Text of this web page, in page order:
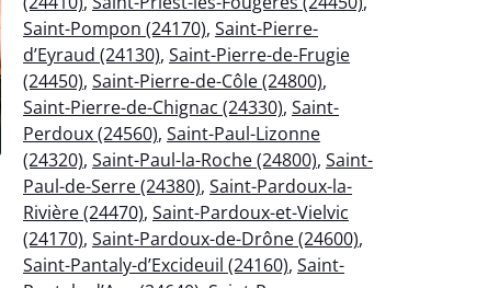
Saint-Pompon (24170), Saint-Pierre-
d’Eyraud (24130), Saint-Pierre-de-Frugie
(24450), Saint-Pierre-de-Côle (24800),
Saint-Pierre-de-Chignac (24330), Saint-
Perdoux (24560), Saint-Paul-Lizonne
(24320), Saint-Paul-la-Roche (24800), Saint-
Paul-de-Serre (24380), Saint-Pardoux-la-
Rivière (24470), Saint-Pardoux-et-Vielvic
(24170), Saint-Pardoux-de-Drône (24600),
Saint-Pantaly-d’Excideuil (24160), Saint-